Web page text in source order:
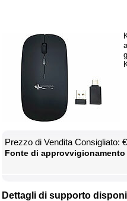
Prez­zo di Ven­di­ta Con­si­glia­to:
Fon­te di
Det­ta­gli di sup­por­to